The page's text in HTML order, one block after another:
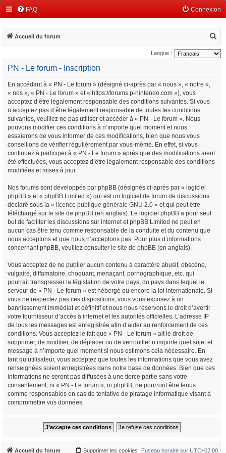
FAQ Connexion
Accueil du forum
e
c
Langue :
PN - Le forum - Inscription
En accédant à « PN - Le forum » (désigné ci-après par « nous », « notre »,
« nos », « PN - Le forum » et « https://forums.p-nintendo.com »), vous
acceptez d’être légalement responsable des conditions suivantes. Si vous
n’acceptez pas d’être légalement responsable de toutes les conditions
suivantes, veuillez ne pas utiliser et accéder à « PN - Le forum ». Nous
pouvons modifier ces conditions à n’importe quel moment et nous
essaierons de vous informer de ces modifications, bien que nous vous
conseillons de vérifier régulièrement par vous-même. En effet, si vous
continuez à participer à « PN - Le forum » après que des modifications aient
été effectuées, vous acceptez d’être légalement responsable des conditions
modifiées et mises à jour.
Nos forums sont développés par phpBB (désignés ci-après par « logiciel
phpBB » et « phpBB Limited ») qui est un logiciel de forum de discussions
déclaré sous la « licence publique générale GNU 2.0 » et qui peut être
téléchargé sur le site de phpBB (en anglais). Le logiciel phpBB a pour seul
but de faciliter les discussions sur internet et phpBB Limited ne peut en
aucun cas être tenu comme responsable de la conduite et du contenu que
nous acceptons et que nous n’acceptons pas. Pour plus d’informations
concernant phpBB, veuillez consulter le site de phpBB (en anglais).
Vous acceptez de ne publier aucun contenu à caractère abusif, obscène,
vulgaire, diffamatoire, choquant, menaçant, pornographique, etc. qui
pourrait transgresser la législation de votre pays, du pays dans lequel le
serveur de « PN - Le forum » est hébergé ou encore la loi internationale. Si
vous ne respectez pas ces dispositions, vous vous exposez à un
bannissement immédiat et définitif et nous nous réservons le droit d’avertir
votre fournisseur d’accès à internet et les autorités officielles. L’adresse IP
de tous les messages est enregistrée afin d’aider au renforcement de ces
conditions. Vous acceptez le fait que « PN - Le forum » ait le droit de
supprimer, de modifier, de déplacer ou de verrouiller n’importe quel sujet et
message à n’importe quel moment si nous estimons cela nécessaire. En
tant qu’utilisateur, vous acceptez que toutes les informations que vous avez
renseignées soient enregistrées dans notre base de données. Bien que ces
informations ne seront pas diffusées à une tierce partie sans votre
consentement, ni « PN - Le forum », ni phpBB, ne pourront être tenus
comme responsables en cas de tentative de piratage informatique visant à
compromettre vos données.
Accueil du forum Fuseau horaire sur UTC+02:00
Supprimer les cookies